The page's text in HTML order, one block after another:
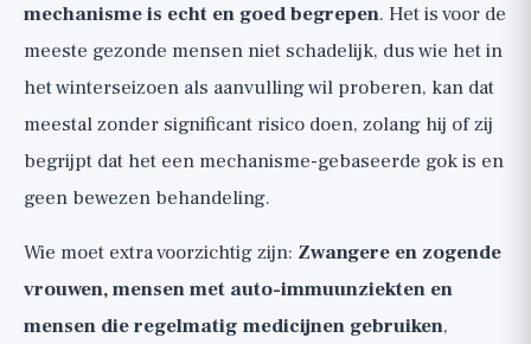
mechanisme is echt en goed begrepen. Het is voor de
meeste gezonde mensen niet schadelijk, dus wie het in
het winterseizoen als aanvulling wil proberen, kan dat
meestal zonder significant risico doen, zolang hij of zij
begrijpt dat het een mechanisme-gebaseerde gok is en
geen bewezen behandeling.
Wie moet extra voorzichtig zijn: Zwangere en zogende
vrouwen, mensen met auto-immuunziekten en
mensen die regelmatig medicijnen gebruiken,